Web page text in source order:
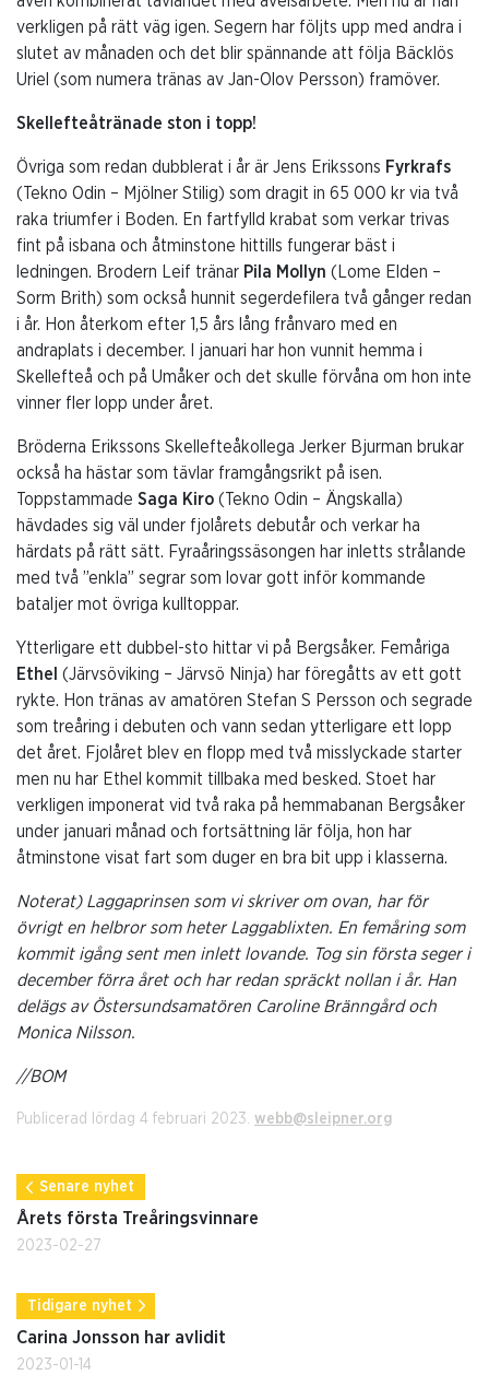
verkligen på rätt väg igen. Segern har följts upp med andra i
slutet av månaden och det blir spännande att följa Bäcklös
Uriel (som numera tränas av Jan-Olov Persson) framöver.
Skellefteåtränade ston i topp!
Övriga som redan dubblerat i år är Jens Erikssons Fyrkrafs
(Tekno Odin – Mjölner Stilig) som dragit in 65 000 kr via två
raka triumfer i Boden. En fartfylld krabat som verkar trivas
fint på isbana och åtminstone hittills fungerar bäst i
ledningen. Brodern Leif tränar Pila Mollyn (Lome Elden –
Sorm Brith) som också hunnit segerdefilera två gånger redan
i år. Hon återkom efter 1,5 års lång frånvaro med en
andraplats i december. I januari har hon vunnit hemma i
Skellefteå och på Umåker och det skulle förvåna om hon inte
vinner fler lopp under året.
Bröderna Erikssons Skellefteåkollega Jerker Bjurman brukar
också ha hästar som tävlar framgångsrikt på isen.
Toppstammade Saga Kiro (Tekno Odin – Ängskalla)
hävdades sig väl under fjolårets debutår och verkar ha
härdats på rätt sätt. Fyraåringssäsongen har inletts strålande
med två ”enkla” segrar som lovar gott inför kommande
bataljer mot övriga kulltoppar.
Ytterligare ett dubbel-sto hittar vi på Bergsåker. Femåriga
Ethel (Järvsöviking – Järvsö Ninja) har föregåtts av ett gott
rykte. Hon tränas av amatören Stefan S Persson och segrade
som treåring i debuten och vann sedan ytterligare ett lopp
det året. Fjolåret blev en flopp med två misslyckade starter
men nu har Ethel kommit tillbaka med besked. Stoet har
verkligen imponerat vid två raka på hemmabanan Bergsåker
under januari månad och fortsättning lär följa, hon har
åtminstone visat fart som duger en bra bit upp i klasserna.
Noterat) Laggaprinsen som vi skriver om ovan, har för
övrigt en helbror som heter Laggablixten. En femåring som
kommit igång sent men inlett lovande. Tog sin första seger i
december förra året och har redan spräckt nollan i år. Han
delägs av Östersundsamatören Caroline Bränngård och
Monica Nilsson.
//BOM
Publicerad lördag 4 februari 2023. webb@sleipner.org
Senare nyhet
Årets första Treåringsvinnare
2023-02-27
Tidigare nyhet
Carina Jonsson har avlidit
2023-01-14